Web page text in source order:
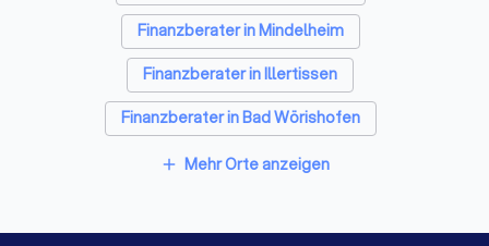
Finanzberater in Mindelheim
Finanzberater in Illertissen
Finanzberater in Bad Wörishofen
Finanzberater in Kempten
add Mehr Orte anzeigen